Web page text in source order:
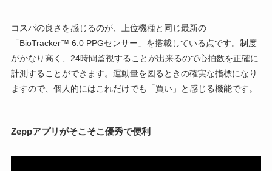
コスパの良さを感じるのが、上位機種と同じ最新の
「BioTracker™ 6.0 PPGセンサー」を搭載している点です。制度
がかなり高く、24時間監視することが出来るので心拍数を正確に
計測することができます。運動量を図るときの確実な指標になり
ますので、個人的にはこれだけでも「買い」と感じる機能です。
Zeppアプリがそこそこ優秀で便利